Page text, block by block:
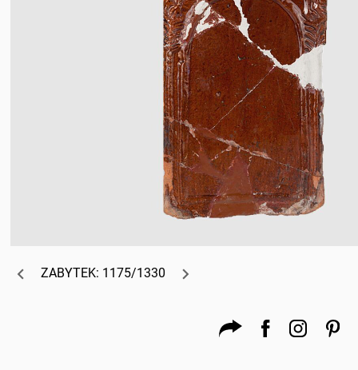
ZABYTEK: 1175/1330